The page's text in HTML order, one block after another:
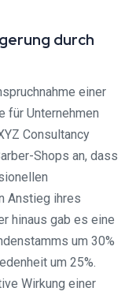
durch
einer
für Unternehmen
Consultancy
Shops an, dass
Anstieg ihres
hinaus gab es eine
um 30%
um 25%.
Wirkung einer